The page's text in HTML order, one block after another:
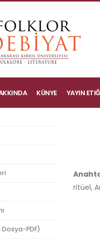
KÜNYE YAYIN
PDF)
ritüel,